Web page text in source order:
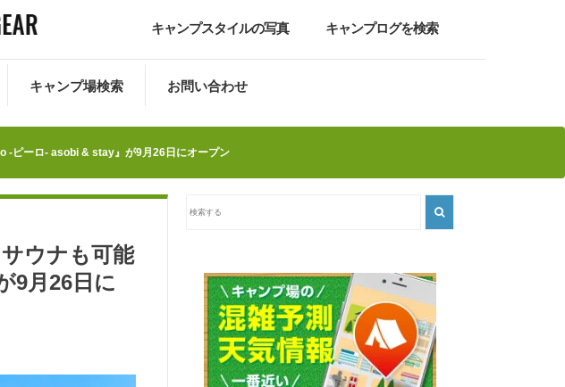
キャンプスタイルの写真 キャンプログを検索
キャンプ場検索 お問い合わせ
-ピーロ- asobi & stay』が9月26日にオープン
ウナも可能
9月26日に